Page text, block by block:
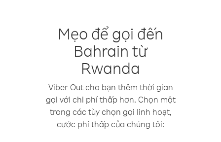
Mẹo để gọi đến
Bahrain từ
Rwanda
Viber Out cho bạn thêm thời gian
gọi với chi phí thấp hơn. Chọn một
trong các tùy chọn gọi linh hoạt,
cước phí thấp của chúng tôi: